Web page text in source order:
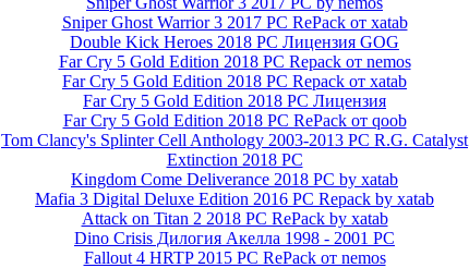
Sniper Ghost Warrior 3 2017 PC RePack от xatab
Double Kick Heroes 2018 PC Лицензия GOG
Far Cry 5 Gold Edition 2018 PC Repack от nemos
Far Cry 5 Gold Edition 2018 PC Repack от xatab
Far Cry 5 Gold Edition 2018 PC Лицензия
Far Cry 5 Gold Edition 2018 PC RePack от qoob
Tom Clancy's Splinter Cell Anthology 2003-2013 PC R.G. Catalyst
Extinction 2018 PC
Kingdom Come Deliverance 2018 PC by xatab
Mafia 3 Digital Deluxe Edition 2016 PC Repack by xatab
Attack on Titan 2 2018 PC RePack by xatab
Dino Crisis Дилогия Акелла 1998 - 2001 PC
Fallout 4 HRTP 2015 PC RePack от nemos